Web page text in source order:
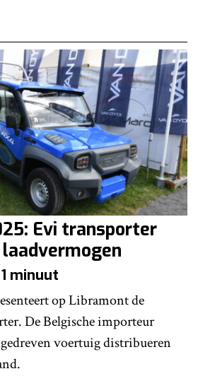
Evi transporter
1 minuut
op Libramont de
De Belgische importeur
voertuig distribueren